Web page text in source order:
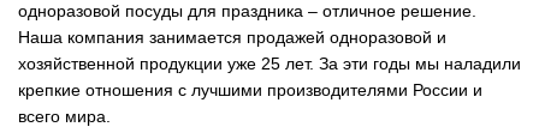
одноразовой посуды для праздника – отличное решение.
Наша компания занимается продажей одноразовой и
хозяйственной продукции уже 25 лет. За эти годы мы наладили
крепкие отношения с лучшими производителями России и
всего мира.